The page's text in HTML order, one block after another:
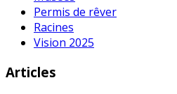
Permis de rêver
Racines
Vision 2025
Articles